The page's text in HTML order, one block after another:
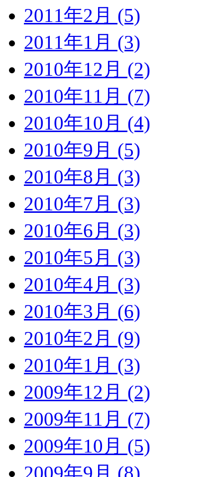
2011年2月 (5)
2011年1月 (3)
2010年12月 (2)
2010年11月 (7)
2010年10月 (4)
2010年9月 (5)
2010年8月 (3)
2010年7月 (3)
2010年6月 (3)
2010年5月 (3)
2010年4月 (3)
2010年3月 (6)
2010年2月 (9)
2010年1月 (3)
2009年12月 (2)
2009年11月 (7)
2009年10月 (5)